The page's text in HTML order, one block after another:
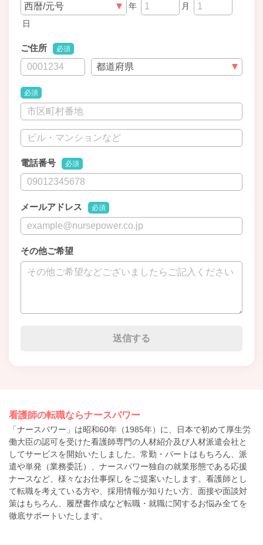
年
月
日
ご住所 必須
必須
電話番号 必須
メールアドレス 必須
その他ご希望
看護師の転職ならナースパワー
「ナースパワー」は昭和60年（1985年）に、日本で初めて厚生労
働大臣の認可を受けた看護師専門の人材紹介及び人材派遣会社と
してサービスを開始いたしました。常勤・パートはもちろん、派
遣や単発（業務委託）、ナースパワー独自の就業形態である応援
ナースなど、様々なお仕事探しをご提案いたします。看護師とし
て転職を考えている方や、採用情報が知りたい方、面接や面談対
策はもちろん、履歴書作成など転職・就職に関するお悩み全てを
徹底サポートいたします。